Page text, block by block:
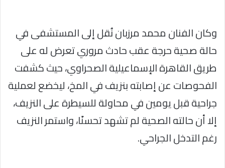
وكان الفنان محمد مرزبان نُقل إلى المستشفى في
حالة صحية حرجة عقب حادث مروري تعرض له على
طريق القاهرة الإسماعيلية الصحراوي، حيث كشفت
الفحوصات عن إصابته بنزيف في المخ، ليخضع لعملية
جراحية قبل يومين في محاولة للسيطرة على النزيف،
إلا أن حالته الصحية لم تشهد تحسنًا، واستمر النزيف
رغم التدخل الجراحي.